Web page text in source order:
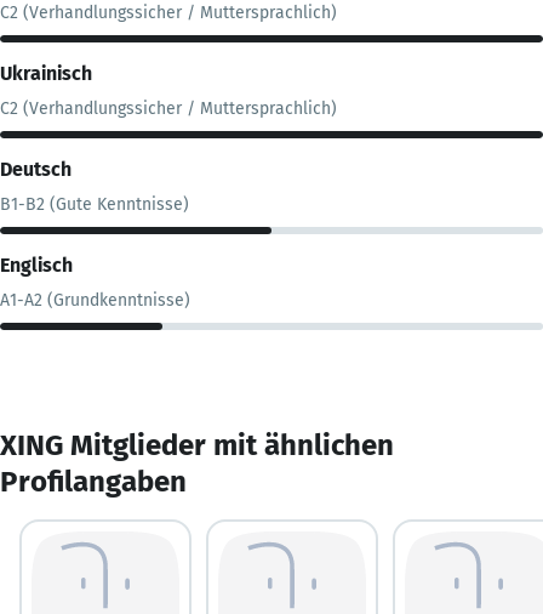
C2 (Verhandlungssicher / Muttersprachlich)
Ukrainisch
C2 (Verhandlungssicher / Muttersprachlich)
Deutsch
B1-B2 (Gute Kenntnisse)
Englisch
A1-A2 (Grundkenntnisse)
XING Mitglieder mit ähnlichen
Profilangaben